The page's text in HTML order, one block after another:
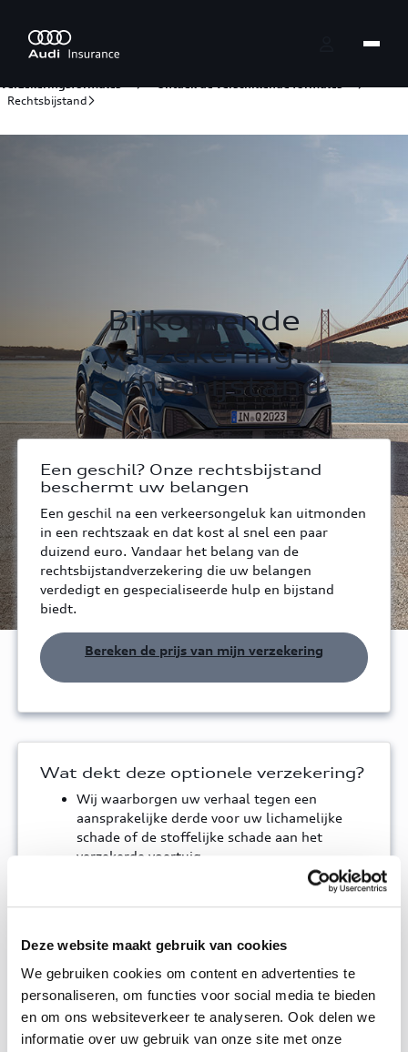
Deze website maakt gebruik van cookies
We gebruiken cookies om content en advertenties te
personaliseren, om functies voor social media te bieden
en om ons websiteverkeer te analyseren. Ook delen we
informatie over uw gebruik van onze site met onze
Verzekeringsformules
Ontdek de verschillende formules
Rechtsbijstand
Bijkomende
verzekering:
rechtsbijstand
Een geschil? Onze rechtsbijstand
beschermt uw belangen
Een geschil na een verkeersongeluk kan uitmonden
in een rechtszaak en dat kost al snel een paar
duizend euro. Vandaar het belang van de
rechtsbijstandverzekering die uw belangen
verdedigt en gespecialiseerde hulp en bijstand
biedt.
Bereken de prijs van mijn verzekering
Wat dekt deze optionele verzekering?
Wij waarborgen uw verhaal tegen een
aansprakelijke derde voor uw lichamelijke
schade of de stoffelijke schade aan het
verzekerde voertuig.
Wij dekken uw strafrechtelijke verdediging
Als een gerechtelijke procedure zich
opdringt, dan kunt u vrij uw advocaat kiezen.
Boetes, opdeciemen en strafrechtelijke
transacties.
De schadevergoeding en de kosten waartoe u